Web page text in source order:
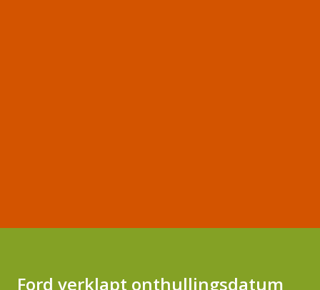
Ford verklapt onthullingsdatum